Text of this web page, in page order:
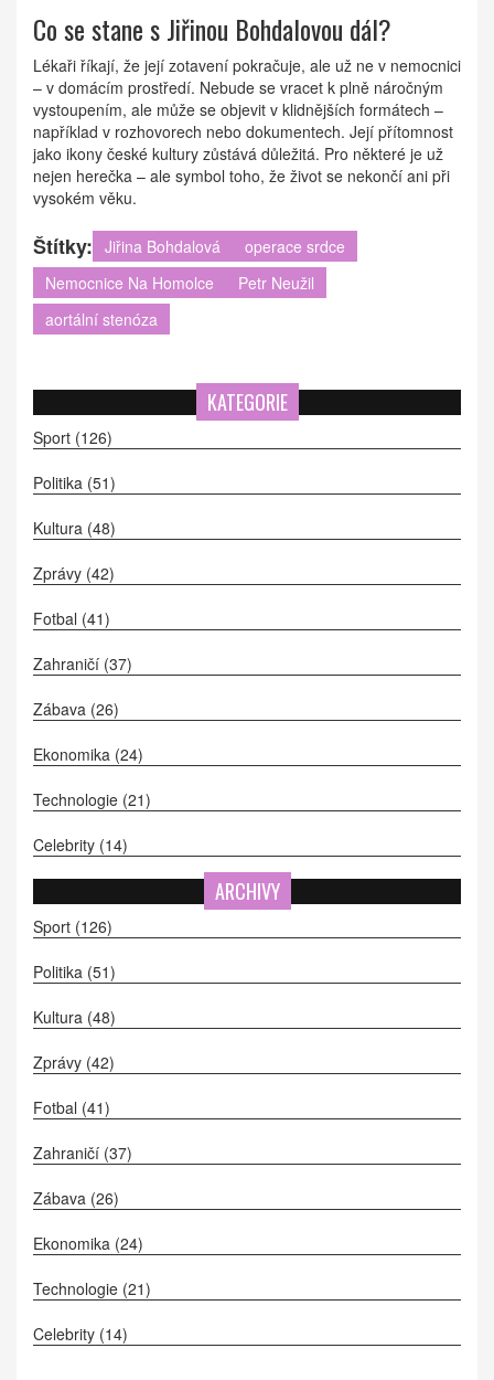
Co se stane s Jiřinou Bohdalovou dál?
Lékaři říkají, že její zotavení pokračuje, ale už ne v nemocnici
– v domácím prostředí. Nebude se vracet k plně náročným
vystoupením, ale může se objevit v klidnějších formátech –
například v rozhovorech nebo dokumentech. Její přítomnost
jako ikony české kultury zůstává důležitá. Pro některé je už
nejen herečka – ale symbol toho, že život se nekončí ani při
vysokém věku.
Štítky: Jiřina Bohdalová
operace srdce
Nemocnice Na Homolce
Petr Neužil
aortální stenóza
KATEGORIE
Sport (126)
Politika (51)
Kultura (48)
Zprávy (42)
Fotbal (41)
Zahraničí (37)
Zábava (26)
Ekonomika (24)
Technologie (21)
Celebrity (14)
ARCHIVY
Sport (126)
Politika (51)
Kultura (48)
Zprávy (42)
Fotbal (41)
Zahraničí (37)
Zábava (26)
Ekonomika (24)
Technologie (21)
Celebrity (14)